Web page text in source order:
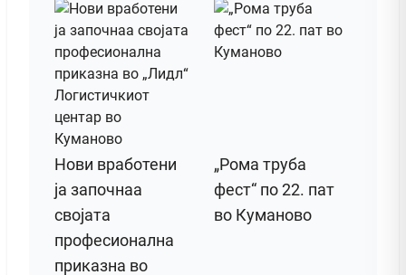
Нови вработени
ја започнаа
својата
професионална
приказна во
„Рома труба
фест“ по 22. пат
во Куманово